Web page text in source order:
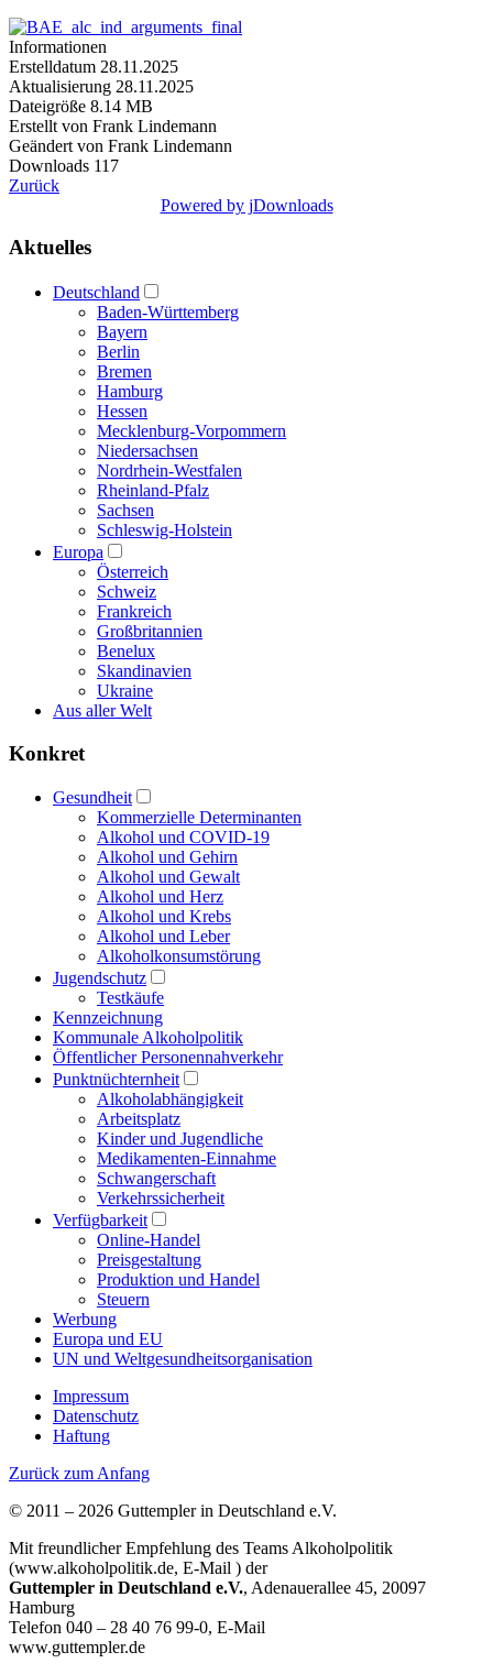
Informationen
Erstelldatum 28.11.2025
Aktualisierung 28.11.2025
Dateigröße 8.14 MB
Erstellt von Frank Lindemann
Geändert von Frank Lindemann
Downloads 117
Zurück
Powered by jDownloads
Aktuelles
Deutschland
Baden-Württemberg
Bayern
Berlin
Bremen
Hamburg
Hessen
Mecklenburg-Vorpommern
Niedersachsen
Nordrhein-Westfalen
Rheinland-Pfalz
Sachsen
Schleswig-Holstein
Europa
Österreich
Schweiz
Frankreich
Großbritannien
Benelux
Skandinavien
Ukraine
Aus aller Welt
Konkret
Gesundheit
Kommerzielle Determinanten
Alkohol und COVID-19
Alkohol und Gehirn
Alkohol und Gewalt
Alkohol und Herz
Alkohol und Krebs
Alkohol und Leber
Alkoholkonsumstörung
Jugendschutz
Testkäufe
Kennzeichnung
Kommunale Alkoholpolitik
Öffentlicher Personennahverkehr
Punktnüchternheit
Alkoholabhängigkeit
Arbeitsplatz
Kinder und Jugendliche
Medikamenten-Einnahme
Schwangerschaft
Verkehrssicherheit
Verfügbarkeit
Online-Handel
Preisgestaltung
Produktion und Handel
Steuern
Werbung
Europa und EU
UN und Weltgesundheitsorganisation
Impressum
Datenschutz
Haftung
Zurück zum Anfang
© 2011 – 2026 Guttempler in Deutschland e.V.
Mit freundlicher Empfehlung des Teams Alkoholpolitik
(www.alkoholpolitik.de, E-Mail ) der
Guttempler in Deutschland e.V., Adenauerallee 45, 20097
Hamburg
Telefon 040 – 28 40 76 99-0, E-Mail
www.guttempler.de